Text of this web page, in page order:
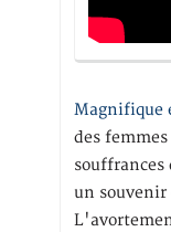
Magnifique
des
souffrances
un souvenir